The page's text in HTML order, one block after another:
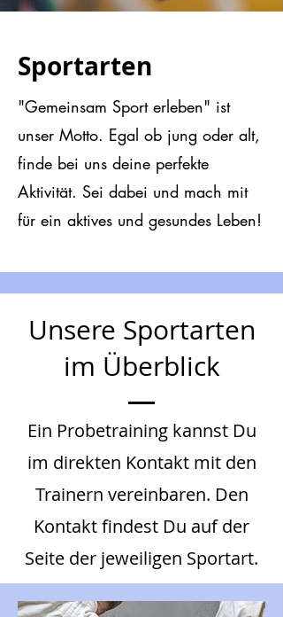
Sportarten
"Gemeinsam Sport erleben" ist
unser Motto. Egal ob jung oder alt,
finde bei uns deine perfekte
Aktivität. Sei dabei und mach mit
für ein aktives und gesundes Leben!
Unsere Sportarten
im Überblick
Ein Probetraining kannst Du
im direkten Kontakt mit den
Trainern vereinbaren. Den
Kontakt findest Du auf der
Seite der jeweiligen Sportart.